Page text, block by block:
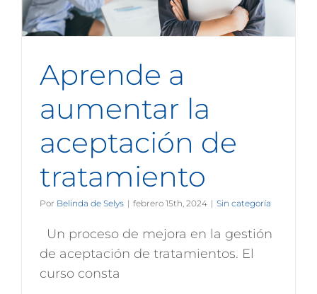
Aprende a
aumentar la
aceptación de
tratamiento
Por Belinda de Selys | febrero 15th, 2024 | Sin categoría
Un proceso de mejora en la gestión
de aceptación de tratamientos. El
curso consta